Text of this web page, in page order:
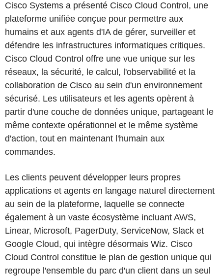
Cisco Systems a présenté Cisco Cloud Control, une
plateforme unifiée conçue pour permettre aux
humains et aux agents d'IA de gérer, surveiller et
défendre les infrastructures informatiques critiques.
Cisco Cloud Control offre une vue unique sur les
réseaux, la sécurité, le calcul, l'observabilité et la
collaboration de Cisco au sein d'un environnement
sécurisé. Les utilisateurs et les agents opèrent à
partir d'une couche de données unique, partageant le
même contexte opérationnel et le même système
d'action, tout en maintenant l'humain aux
commandes.
Les clients peuvent développer leurs propres
applications et agents en langage naturel directement
au sein de la plateforme, laquelle se connecte
également à un vaste écosystème incluant AWS,
Linear, Microsoft, PagerDuty, ServiceNow, Slack et
Google Cloud, qui intègre désormais Wiz. Cisco
Cloud Control constitue le plan de gestion unique qui
regroupe l'ensemble du parc d'un client dans un seul